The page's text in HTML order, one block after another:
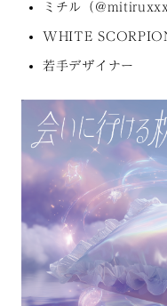
ミチル（@mitiruxxx
WHITE
若手デザイナー